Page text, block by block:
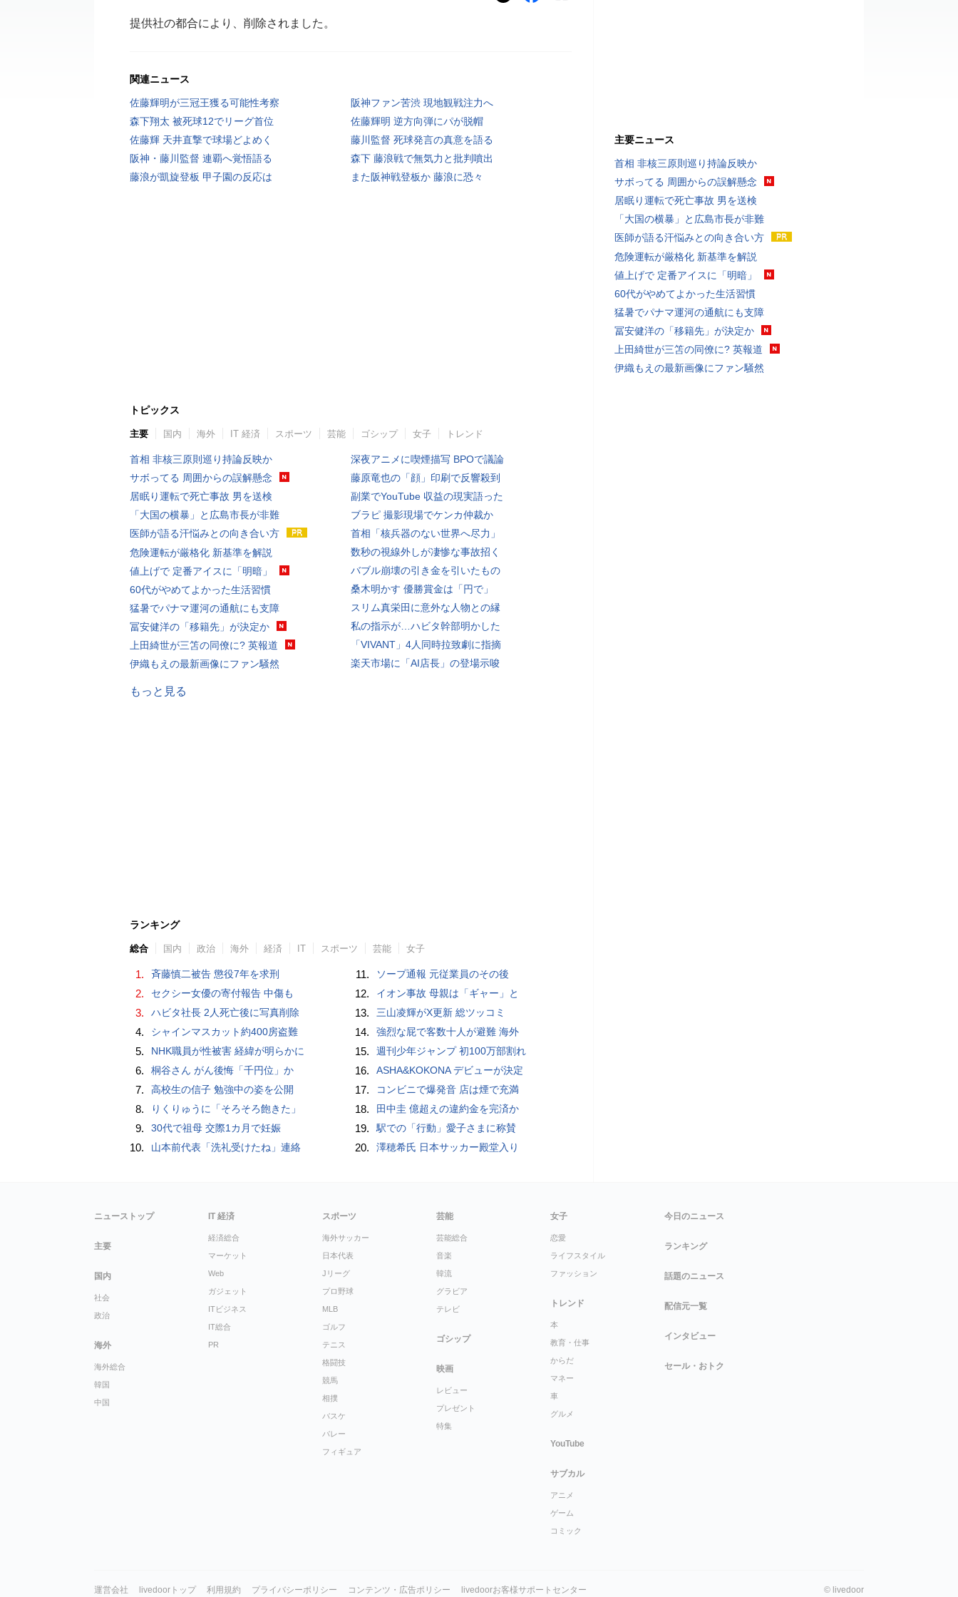
提供社の都合により、削除されました。
関連ニュース
佐藤輝明が三冠王獲る可能性考察
阪神ファン苦渋 現地観戦注力へ
森下翔太 被死球12でリーグ首位
佐藤輝明 逆方向弾にパが脱帽
佐藤輝 天井直撃で球場どよめく
藤川監督 死球発言の真意を語る
阪神・藤川監督 連覇へ覚悟語る
森下 藤浪戦で無気力と批判噴出
藤浪が凱旋登板 甲子園の反応は
また阪神戦登板か 藤浪に恐々
トピックス
主要 国内 海外 IT 経済 スポーツ 芸能 ゴシップ 女子 トレンド
首相 非核三原則巡り持論反映か
サボってる 周囲からの誤解懸念
居眠り運転で死亡事故 男を送検
「大国の横暴」と広島市長が非難
医師が語る汗悩みとの向き合い方
危険運転が厳格化 新基準を解説
値上げで 定番アイスに「明暗」
60代がやめてよかった生活習慣
猛暑でパナマ運河の通航にも支障
冨安健洋の「移籍先」が決定か
上田綺世が三笘の同僚に? 英報道
伊織もえの最新画像にファン騒然
深夜アニメに喫煙描写 BPOで議論
藤原竜也の「顔」印刷で反響殺到
副業でYouTube 収益の現実語った
ブラピ 撮影現場でケンカ仲裁か
首相「核兵器のない世界へ尽力」
数秒の視線外しが凄惨な事故招く
バブル崩壊の引き金を引いたもの
桑木明かす 優勝賞金は「円で」
スリム真栄田に意外な人物との縁
私の指示が…ハビタ幹部明かした
「VIVANT」4人同時拉致劇に指摘
楽天市場に「AI店長」の登場示唆
もっと見る
ランキング
総合 国内 政治 海外 経済 IT スポーツ 芸能 女子
1. 斉藤慎二被告 懲役7年を求刑
2. セクシー女優の寄付報告 中傷も
3. ハビタ社長 2人死亡後に写真削除
4. シャインマスカット約400房盗難
5. NHK職員が性被害 経緯が明らかに
6. 桐谷さん がん後悔「千円位」か
7. 高校生の信子 勉強中の姿を公開
8. りくりゅうに「そろそろ飽きた」
9. 30代で祖母 交際1カ月で妊娠
10. 山本前代表「洗礼受けたね」連絡
11. ソープ通報 元従業員のその後
12. イオン事故 母親は「ギャー」と
13. 三山凌輝がX更新 総ツッコミ
14. 強烈な屁で客数十人が避難 海外
15. 週刊少年ジャンプ 初100万部割れ
16. ASHA&KOKONA デビューが決定
17. コンビニで爆発音 店は煙で充満
18. 田中圭 億超えの違約金を完済か
19. 駅での「行動」愛子さまに称賛
20. 澤穂希氏 日本サッカー殿堂入り
主要ニュース
首相 非核三原則巡り持論反映か
サボってる 周囲からの誤解懸念
居眠り運転で死亡事故 男を送検
「大国の横暴」と広島市長が非難
医師が語る汗悩みとの向き合い方
危険運転が厳格化 新基準を解説
値上げで 定番アイスに「明暗」
60代がやめてよかった生活習慣
猛暑でパナマ運河の通航にも支障
冨安健洋の「移籍先」が決定か
上田綺世が三笘の同僚に? 英報道
伊織もえの最新画像にファン騒然
ニューストップ
主要
国内
社会
政治
海外
海外総合
韓国
中国
IT 経済
経済総合
マーケット
Web
ガジェット
ITビジネス
IT総合
PR
スポーツ
海外サッカー
日本代表
Jリーグ
プロ野球
MLB
ゴルフ
テニス
格闘技
競馬
相撲
バスケ
バレー
フィギュア
芸能
芸能総合
音楽
韓流
グラビア
テレビ
ゴシップ
映画
レビュー
プレゼント
特集
女子
恋愛
ライフスタイル
ファッション
トレンド
本
教育・仕事
からだ
マネー
車
グルメ
YouTube
サブカル
アニメ
ゲーム
コミック
今日のニュース
ランキング
話題のニュース
配信元一覧
インタビュー
セール・おトク
運営会社 livedoorトップ 利用規約 プライバシーポリシー コンテンツ・広告ポリシー livedoorお客様サポートセンター © livedoor